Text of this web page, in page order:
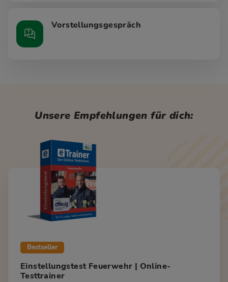
Vorstellungsgespräch
Unsere Empfehlungen für dich:
Bestseller
Einstellungstest Feuerwehr | Online-
Testtrainer